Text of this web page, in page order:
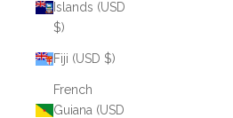
Islands (USD
$)
Fiji (USD $)
French
Guiana (USD